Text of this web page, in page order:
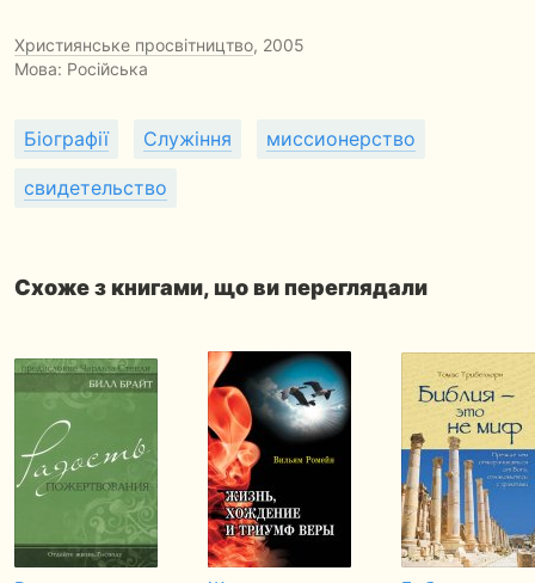
Християнське просвітництво, 2005
Мова: Російська
Біографії Служіння миссионерство
свидетельство
Схоже з книгами, що ви переглядали